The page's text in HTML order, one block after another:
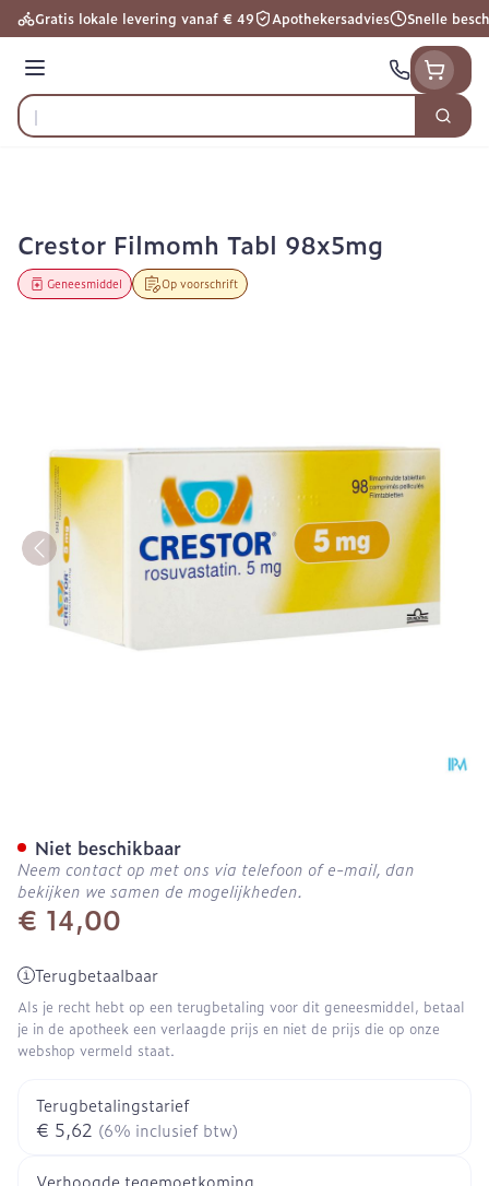
Ga naar de inhoud
Gratis lokale levering vanaf € 49 Apothekersadvies Snelle
Menu
Product, merk, categorie...
Zoek
Crestor Filmomh Tabl 98x5mg
Op voorschrift
Geneesmiddel
€ 14,00
Terugbetaalbaar
Als je recht hebt op een terugbetaling voor dit geneesmiddel, betaal
je in de apotheek een verlaagde prijs en niet de prijs die op onze
webshop vermeld staat.
Terugbetalingstarief
€ 5,62 (6% inclusief btw)
Verhoogde tegemoetkoming
Niet beschikbaar
Neem contact op met ons via telefoon of e-mail, dan
bekijken we samen de mogelijkheden.